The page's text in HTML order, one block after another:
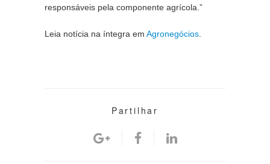
responsáveis pela componente agrícola.”
Leia notícia na íntegra em Agronegócios.
Partilhar